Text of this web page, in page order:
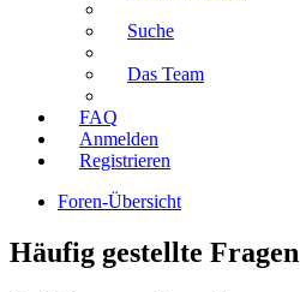
Suche
Das Team
FAQ
Anmelden
Registrieren
Foren-Übersicht
Häufig gestellte Fragen